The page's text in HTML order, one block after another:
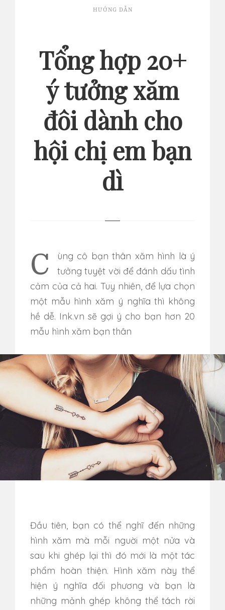
HƯỚNG DẪN
Tổng hợp 20+
ý tưởng xăm
đôi dành cho
hội chị em bạn
dì
Cùng cô bạn thân xăm hình là ý
tưởng tuyệt vời để đánh dấu tình
cảm của cả hai. Tuy nhiên, để lựa chọn
một mẫu hình xăm ý nghĩa thì không
hề dễ. Ink.vn sẽ gợi ý cho bạn hơn 20
mẫu hình xăm bạn thân
Đầu tiên, bạn có thể nghĩ đến những
hình xăm mà mỗi nguời một nửa và
sau khi ghép lại thì đó mới là một tác
phẩm hoàn thiện. Hình xăm này thể
hiện ý nghĩa đối phương và bạn là
những mảnh ghép không thể tách rời